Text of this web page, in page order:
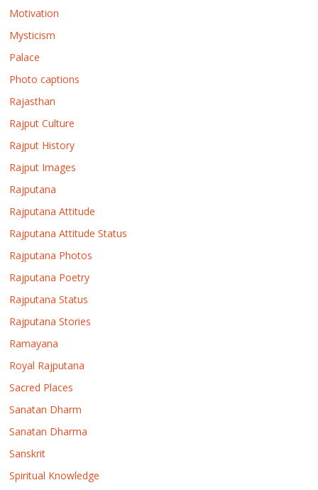
Motivation
Mysticism
Palace
Photo captions
Rajasthan
Rajput Culture
Rajput History
Rajput Images
Rajputana
Rajputana Attitude
Rajputana Attitude Status
Rajputana Photos
Rajputana Poetry
Rajputana Status
Rajputana Stories
Ramayana
Royal Rajputana
Sacred Places
Sanatan Dharm
Sanatan Dharma
Sanskrit
Spiritual Knowledge